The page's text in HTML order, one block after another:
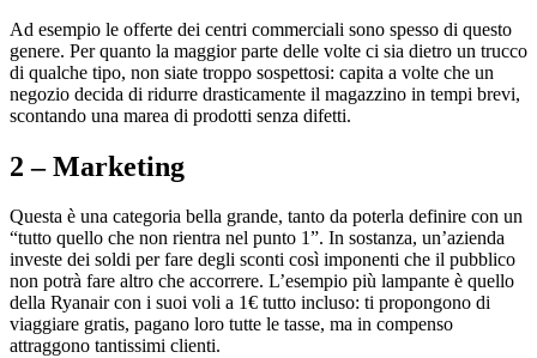
Ad esempio le offerte dei centri commerciali sono spesso di questo
genere. Per quanto la maggior parte delle volte ci sia dietro un trucco
di qualche tipo, non siate troppo sospettosi: capita a volte che un
negozio decida di ridurre drasticamente il magazzino in tempi brevi,
scontando una marea di prodotti senza difetti.
2 – Marketing
Questa è una categoria bella grande, tanto da poterla definire con un
“tutto quello che non rientra nel punto 1”. In sostanza, un’azienda
investe dei soldi per fare degli sconti così imponenti che il pubblico
non potrà fare altro che accorrere. L’esempio più lampante è quello
della Ryanair con i suoi voli a 1€ tutto incluso: ti propongono di
viaggiare gratis, pagano loro tutte le tasse, ma in compenso
attraggono tantissimi clienti.